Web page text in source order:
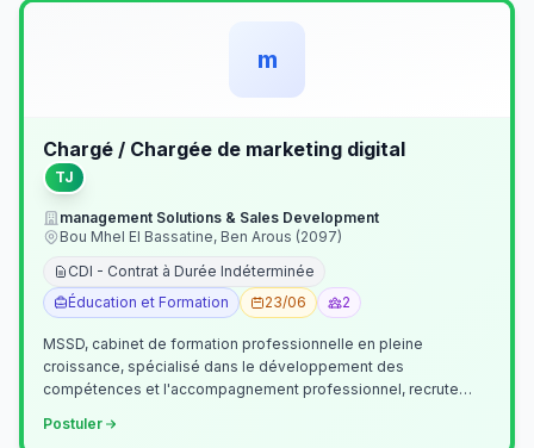
m
Chargé / Chargée de marketing digital
TJ
management Solutions & Sales Development
Bou Mhel El Bassatine, Ben Arous (2097)
CDI - Contrat à Durée Indéterminée
Éducation et Formation
23/06 2
MSSD, cabinet de formation professionnelle en pleine
croissance, spécialisé dans le développement des
compétences et l'accompagnement professionnel, recrute
Postuler